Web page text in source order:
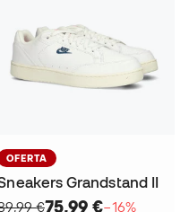
OFERTA
Grandstand II
€75,99 €−16%